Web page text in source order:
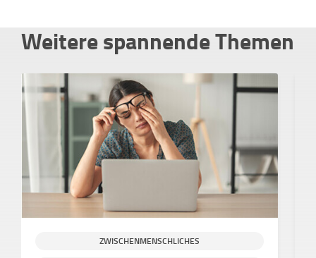
Weitere spannende Themen
ZWISCHENMENSCHLICHES